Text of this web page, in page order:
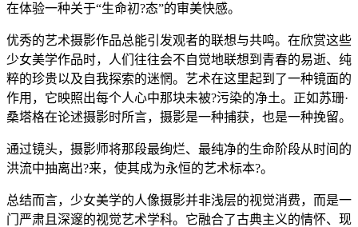
在体验一种关于“生命初?态”的审美快感。
优秀的艺术摄影作品总能引发观者的联想与共鸣。在欣赏这些
少女美学作品时，人们往往会不自觉地联想到青春的易逝、纯
粹的珍贵以及自我探索的迷惘。艺术在这里起到了一种镜面的
作用，它映照出每个人心中那块未被?污染的净土。正如苏珊·
桑塔格在论述摄影时所言，摄影是一种捕获，也是一种挽留。
通过镜头，摄影师将那段最绚烂、最纯净的生命阶段从时间的
洪流中抽离出?来，使其成为永恒的艺术标本?。
总结而言，少女美学的人像摄影并非浅层的视觉消费，而是一
门严肃且深邃的视觉艺术学科。它融合了古典主义的情怀、现